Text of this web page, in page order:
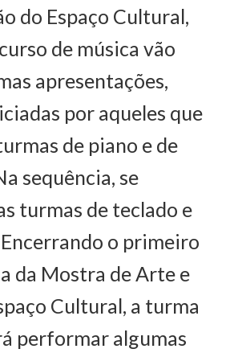
do Espaço Cultural,
de música vão
apresentações,
por aqueles que
de piano e de
sequência, se
turmas de teclado e
o primeiro
da Mostra de Arte e
Cultural, a turma
performar algumas